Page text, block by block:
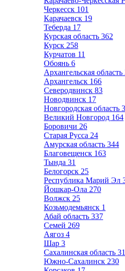
Черкесск 101
Карачаевск 19
Теберда 17
Курская область 362
Курск 258
Курчатов 11
Обоянь 6
Архангельская область
Архангельск 166
Северодвинск 83
Новодвинск 17
Новгородская область
Великий Новгород 164
Боровичи 26
Старая Русса 24
Амурская область 344
Благовещенск 163
Тында 31
Белогорск 25
Республика Марий Эл
Йошкар-Ола 270
Волжск 25
Козьмодемьянск 1
Абай область 337
Семей 269
Аягоз 4
Шар 3
Сахалинская область
Южно-Сахалинск 230